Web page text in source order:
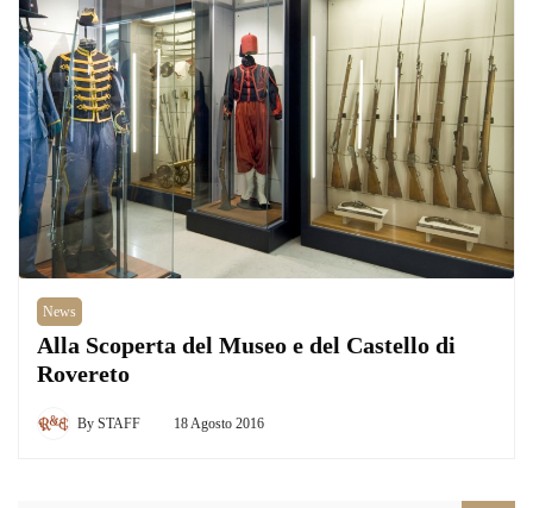
News
Alla Scoperta del Museo e del Castello di
Rovereto
By STAFF 18 Agosto 2016